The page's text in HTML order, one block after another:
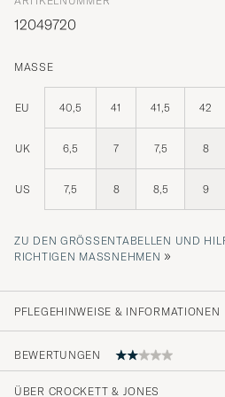
12049720
MASSE
EU 40,5 41 41,5 42
UK 6,5 7 7,5 8
US 7,5 8 8,5 9
ZU DEN GRÖSSENTABELLEN UND
ICHTIGEN MASSNEHMEN
»
PFLEGEHINWEISE & INFORMATIONEN
BEWERTUNGEN
ÜBER CROCKETT & JONES